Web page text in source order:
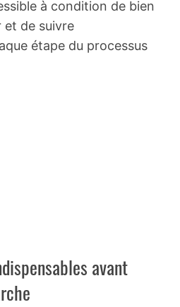
à condition de bien
et de suivre
étape du processus
avant